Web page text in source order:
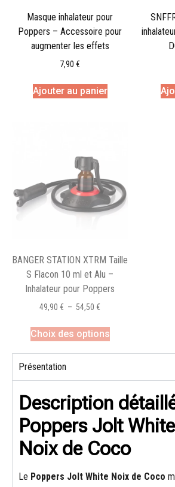
Masque inhalateur pour
Poppers – Accessoire pour
augmenter les effets
7,90 €
Ajouter au panier
BANGER STATION XTRM Taille
S Flacon 10 ml et Alu –
Inhalateur pour Poppers
49,90 € – 54,50 €
Choix des options
Présentation
Description
Poppers Jolt
Noix de Coco
Le Poppers Jolt White Noix de Coco